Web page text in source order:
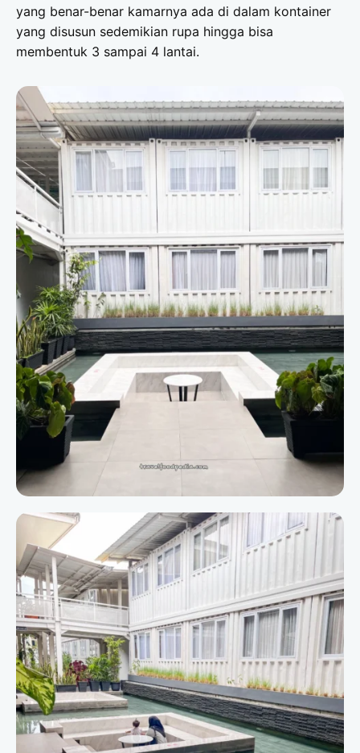
yang benar-benar kamarnya ada di dalam kontainer
yang disusun sedemikian rupa hingga bisa
membentuk 3 sampai 4 lantai.